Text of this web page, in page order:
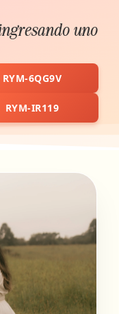
uno
RYM-6QG9V
RYM-IR119